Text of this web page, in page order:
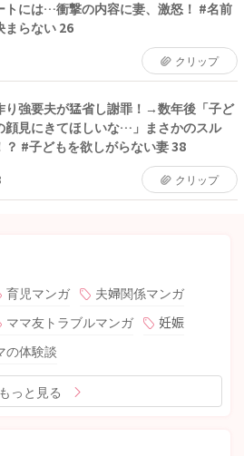
トには…衝撃の内容に妻、激怒！ #名前
まらない 26
クリップ
り強要夫が猛省し謝罪！→数年後「子ど
顔見にきてほしいな…」まさかのスル
？ #子どもを欲しがらない妻 38
クリップ
育児マンガ
夫婦関係マンガ
ママ友トラブルマンガ
妊娠
の体験談
もっと見る